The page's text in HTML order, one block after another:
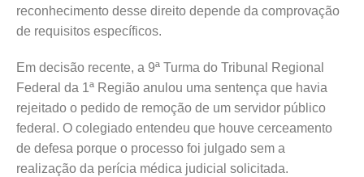
reconhecimento desse direito depende da comprovação
de requisitos específicos.
Em decisão recente, a 9ª Turma do Tribunal Regional
Federal da 1ª Região anulou uma sentença que havia
rejeitado o pedido de remoção de um servidor público
federal. O colegiado entendeu que houve cerceamento
de defesa porque o processo foi julgado sem a
realização da perícia médica judicial solicitada.